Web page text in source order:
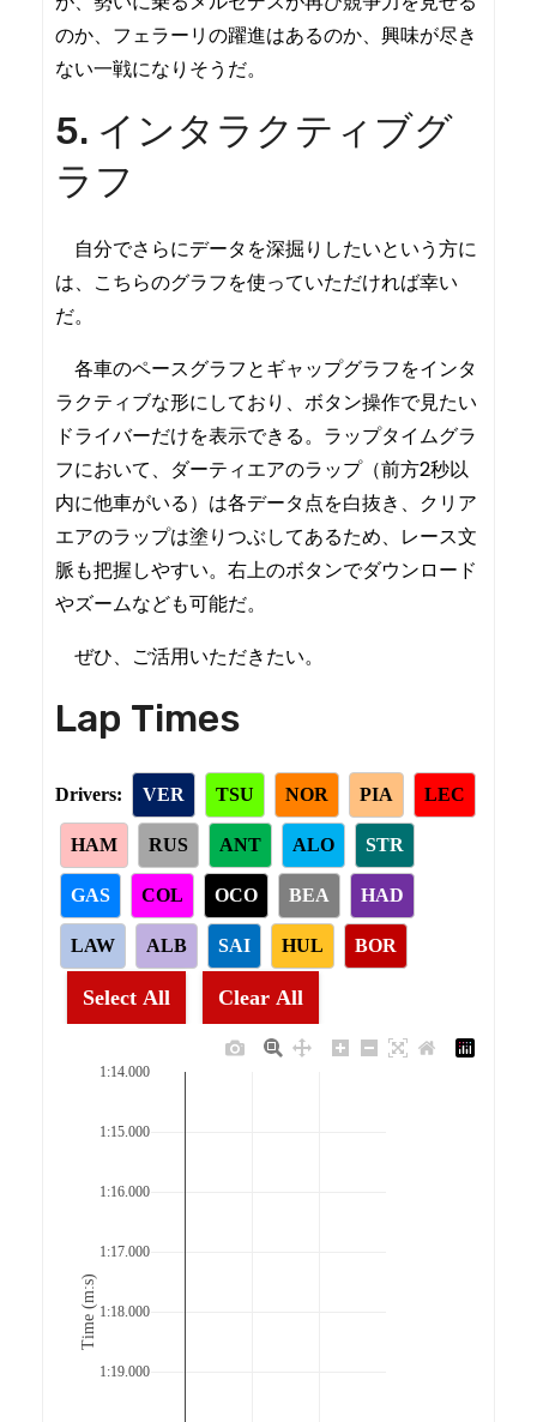
のか、フェラーリの躍進はあるのか、興味が尽き
ない一戦になりそうだ。
5. インタラクティブグ
ラフ
自分でさらにデータを深掘りしたいという方に
は、こちらのグラフを使っていただければ幸い
だ。
各車のペースグラフとギャップグラフをインタ
ラクティブな形にしており、ボタン操作で見たい
ドライバーだけを表示できる。ラップタイムグラ
フにおいて、ダーティエアのラップ（前方2秒以
内に他車がいる）は各データ点を白抜き、クリア
エアのラップは塗りつぶしてあるため、レース文
脈も把握しやすい。右上のボタンでダウンロード
やズームなども可能だ。
ぜひ、ご活用いただきたい。
Lap Times
Drivers: VER TSU NOR PIA LEC
HAM RUS ANT ALO STR
GAS COL OCO BEA HAD
LAW ALB SAI HUL BOR
Select All Clear All
1:14.000
1:15.000
1:16.000
1:17.000
1:18.000
1:19.000
Time (m:s)